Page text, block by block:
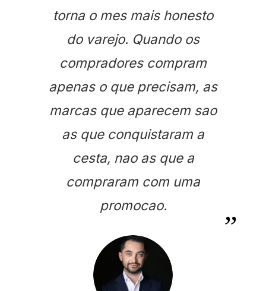
torna o mes mais honesto
do varejo. Quando os
compradores compram
apenas o que precisam, as
marcas que aparecem sao
as que conquistaram a
cesta, nao as que a
compraram com uma
promocao.